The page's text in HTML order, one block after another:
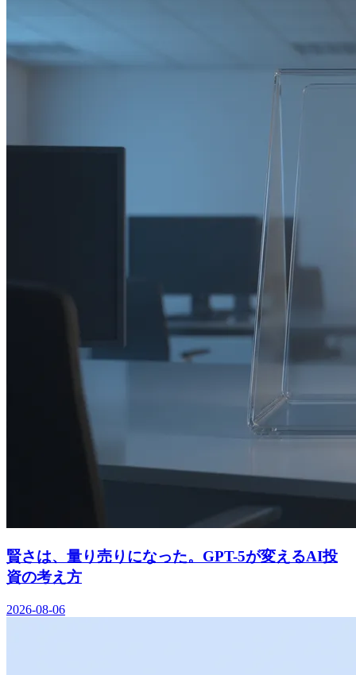
賢さは、量り売りになった。GPT-5が変えるAI投
資の考え方
2026-08-06